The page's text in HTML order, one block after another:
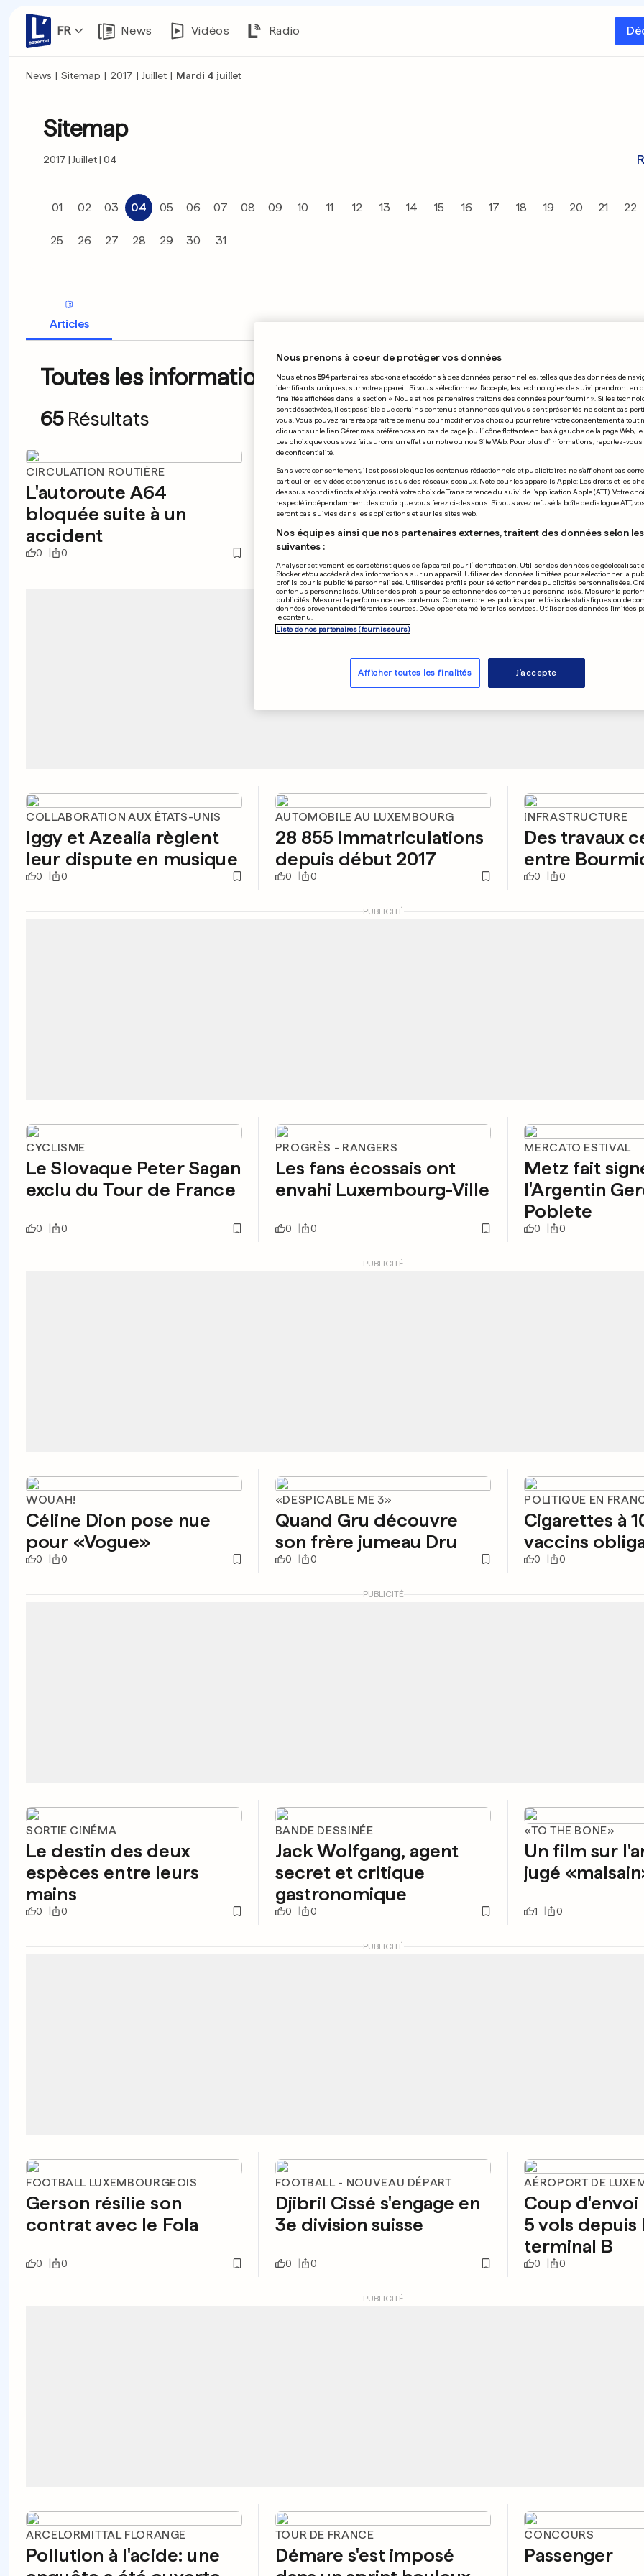
FR News Vidéos Radio
News | Sitemap | 2017 | Juillet | Mardi 4 juillet
Sitemap
2017 Juillet 04
01 02 03 04 05 06 07 08 09 10 11 12 13 14 15 16 17 18 19 20 21 22
25 26 27 28 29 30 31
Articles
Toutes les informations du 04.07.2017
65 Résultats
CIRCULATION ROUTIÈRE
L'autoroute A64
bloquée suite à un
accident
0 0
CORÉE DU NORD
Washington veut une
réunion d'urgence à
l'ONU
0 0
EUROPA LEAGUE
Le Progrès
et sort les
PUBLICITÉ
COLLABORATION AUX ÉTATS-UNIS
Iggy et Azealia règlent
leur dispute en musique
0 0
AUTOMOBILE AU LUXEMBOURG
28 855 immatriculations
depuis début 2017
0 0
INFRASTRUCTURE
Des travaux
entre
0 0
PUBLICITÉ
CYCLISME
Le Slovaque Peter Sagan
exclu du Tour de France
0 0
PROGRÈS - RANGERS
Les fans écossais ont
envahi Luxembourg-Ville
0 0
MERCATO ESTIVAL
Metz fait
l'Argentin
Poblete
0 0
PUBLICITÉ
WOUAH!
Céline Dion pose nue
pour «Vogue»
0 0
«DESPICABLE ME 3»
Quand Gru découvre
son frère jumeau Dru
0 0
POLITIQUE EN
Cigarettes à
vaccins
0 0
PUBLICITÉ
SORTIE CINÉMA
Le destin des deux
espèces entre leurs
mains
0 0
BANDE DESSINÉE
Jack Wolfgang, agent
secret et critique
gastronomique
0 0
«TO THE BONE»
Un film sur
jugé
1 0
PUBLICITÉ
FOOTBALL LUXEMBOURGEOIS
Gerson résilie son
contrat avec le Fola
0 0
FOOTBALL - NOUVEAU DÉPART
Djibril Cissé s'engage en
3e division suisse
0 0
AÉROPORT DE
Coup
5 vols depuis
terminal B
0 0
PUBLICITÉ
ARCELORMITTAL FLORANGE
Pollution à l'acide: une
TOUR DE FRANCE
Démare s'est imposé
CONCOURS
Passenger
Nous prenons à coeur de protéger vos données
Nous et nos 594partenaires stockons et accédons à des données personnelles, telles que des données de
identifiants uniques, sur votre appareil. Si vous sélectionnez J'accepte, les technologies de suivi prendront en
finalités affichées dans la section « Nous et nos partenaires traitons des données pour fournir ». Si les
sont désactivées, il est possible que certains contenus et annonces qui vous sont présentés ne soient pas
vous. Vous pouvez faire réapparaître ce menu pour modifier vos choix ou pour retirer votre consentement à tout
cliquant sur le lien Gérer mes préférences en bas de page [ou l'icône flottante en bas à gauche de la page Web, le
Les choix que vous avez fait aurons un effet sur notre ou nos Site Web. Pour plus d’informations, reportez-
de confidentialité.
Sans votre consentement, il est possible que les contenus rédactionnels et publicitaires ne s'affichent pas
particulier les vidéos et contenus issus des réseaux sociaux. Note pour les appareils Apple: Les droits et les
dessous sont distincts et s'ajoutent à votre choix de Transparence du suivi de l'application Apple (ATT). Votre
respecté indépendamment des choix que vous ferez ci-dessous. Si vous avez refusé la boîte de dialogue ATT,
seront pas suivies dans les applications et sur les sites web.
Nos équipes ainsi que nos partenaires externes, traitent des données selon
suivantes :
Analyser activement les caractéristiques de l’appareil pour l’identification. Utiliser des données de
Stocker et/ou accéder à des informations sur un appareil. Utiliser des données limitées pour sélectionner la
profils pour la publicité personnalisée. Utiliser des profils pour sélectionner des publicités personnalisées.
contenus personnalisés. Utiliser des profils pour sélectionner des contenus personnalisés. Mesurer la
publicités. Mesurer la performance des contenus. Comprendre les publics par le biais de statistiques ou de
données provenant de différentes sources. Développer et améliorer les services. Utiliser des données limitées
le contenu.
Liste de nos partenaires (fournisseurs)
Afficher toutes les finalités J'accepte